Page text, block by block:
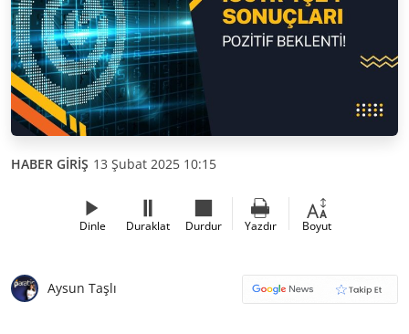
HABER GİRİŞ 13 Şubat 2025 10:15
Dinle Duraklat Durdur Yazdır Boyut
Aysun Taşlı